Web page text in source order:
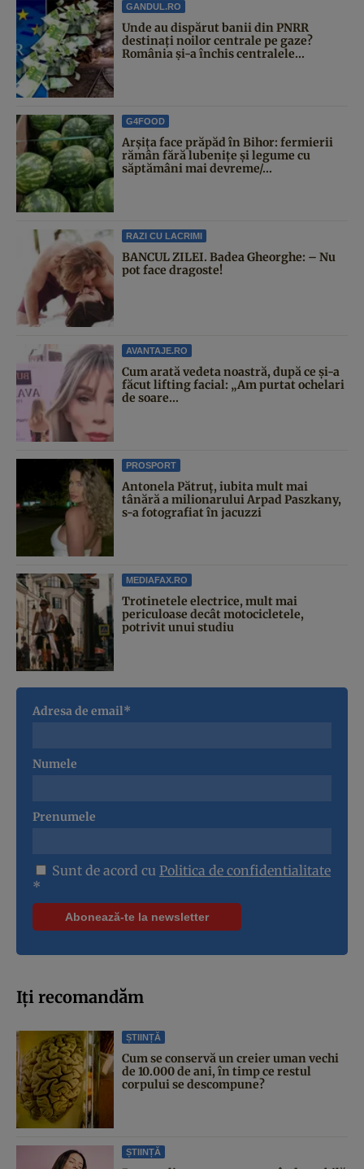
GANDUL.RO
Unde au dispărut banii din PNRR
destinați noilor centrale pe gaze?
România și-a închis centralele...
G4FOOD
Arșița face prăpăd în Bihor: fermierii
rămân fără lubenițe și legume cu
săptămâni mai devreme/...
RAZI CU LACRIMI
BANCUL ZILEI. Badea Gheorghe: – Nu
pot face dragoste!
AVANTAJE.RO
Cum arată vedeta noastră, după ce și-a
făcut lifting facial: „Am purtat ochelari
de soare...
PROSPORT
Antonela Pătruț, iubita mult mai
tânără a milionarului Arpad Paszkany,
s-a fotografiat în jacuzzi
MEDIAFAX.RO
Trotinetele electrice, mult mai
periculoase decât motocicletele,
potrivit unui studiu
Adresa de email*
Numele
Prenumele
Sunt de acord cu Politica de confidentialitate
*
Iți recomandăm
ȘTIINȚĂ
Cum se conservă un creier uman vechi
de 10.000 de ani, în timp ce restul
corpului se descompune?
ȘTIINȚĂ